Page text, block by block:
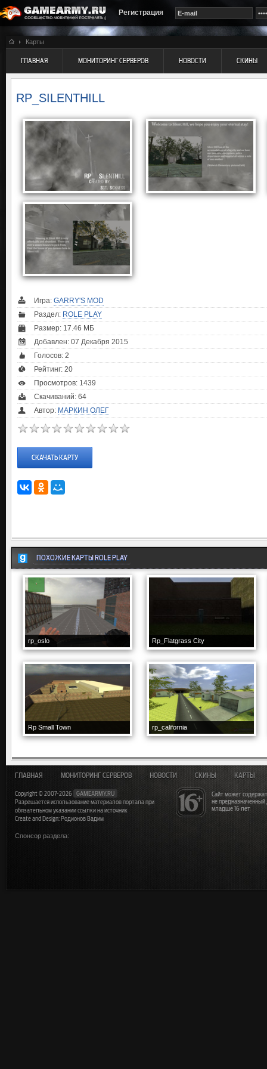
Регистрация
Карты
ГЛАВНАЯ МОНИТОРИНГ СЕРВЕРОВ НОВОСТИ СКИНЫ
RP_SILENTHILL
Игра: GARRY'S MOD
Раздел: ROLE PLAY
Размер: 17.46 МБ
Добавлен: 07 Декабря 2015
Голосов: 2
Рейтинг: 20
Просмотров: 1439
Скачиваний: 64
Автор: МАРКИН ОЛЕГ
СКАЧАТЬ КАРТУ
ПОХОЖИЕ КАРТЫ ROLE PLAY
rp_oslo Rp_Flatgrass City
Rp Small Town rp_california
Сайт может
не
младше 16 лет
ГЛАВНАЯ МОНИТОРИНГ СЕРВЕРОВ НОВОСТИ СКИНЫ КАРТЫ
Copyright © 2007-2026
GAMEARMY.RU
Разрешается использование материалов портала при
обязательном указании ссылки на источник
Create and Design: Родионов Вадим
Спонсор раздела: